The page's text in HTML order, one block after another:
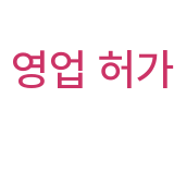
업 허